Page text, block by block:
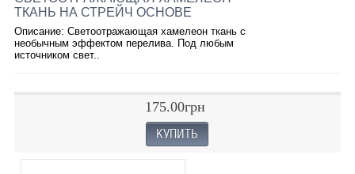
ТКАНЬ НА СТРЕЙЧ ОСНОВЕ
Описание: Светоотражающая хамелеон ткань с
необычным эффектом перелива. Под любым
источником свет..
175.00грн